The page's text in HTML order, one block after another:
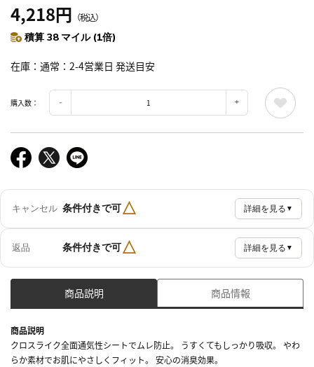
4,218円 （税込）
積算 38 マイル (1倍)
在庫 通常：2-4営業日 発送目安
購入数：
キャンセル 条件付きで可△ 詳細を見る ▼
返品 条件付きで可△ 詳細を見る ▼
商品説明 商品情報
商品説明
クロスライク全面通気性シートでムレ防止。 うすくてもしっかり吸収。 やわ
らか素材でお肌にやさしくフィット。 安心の消臭効果。